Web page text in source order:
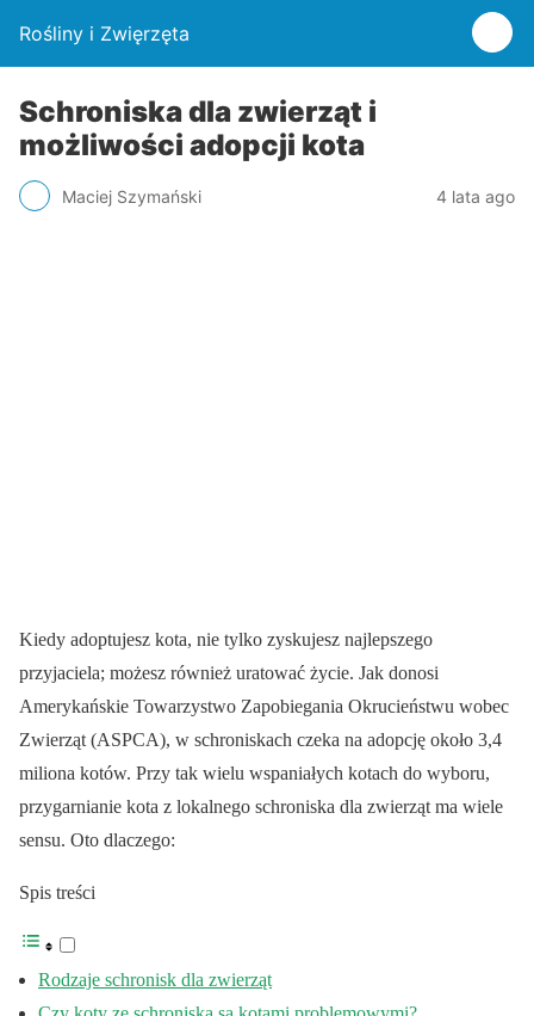
Rośliny i Zwięrzęta
Schroniska dla zwierząt i
możliwości adopcji kota
Maciej Szymański 4 lata ago
Kiedy adoptujesz kota, nie tylko zyskujesz najlepszego
przyjaciela; możesz również uratować życie. Jak donosi
Amerykańskie Towarzystwo Zapobiegania Okrucieństwu wobec
Zwierząt (ASPCA), w schroniskach czeka na adopcję około 3,4
miliona kotów. Przy tak wielu wspaniałych kotach do wyboru,
przygarnianie kota z lokalnego schroniska dla zwierząt ma wiele
sensu. Oto dlaczego:
Spis treści
Rodzaje schronisk dla zwierząt